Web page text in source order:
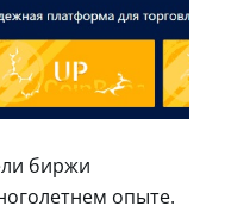
биржи
опыте.